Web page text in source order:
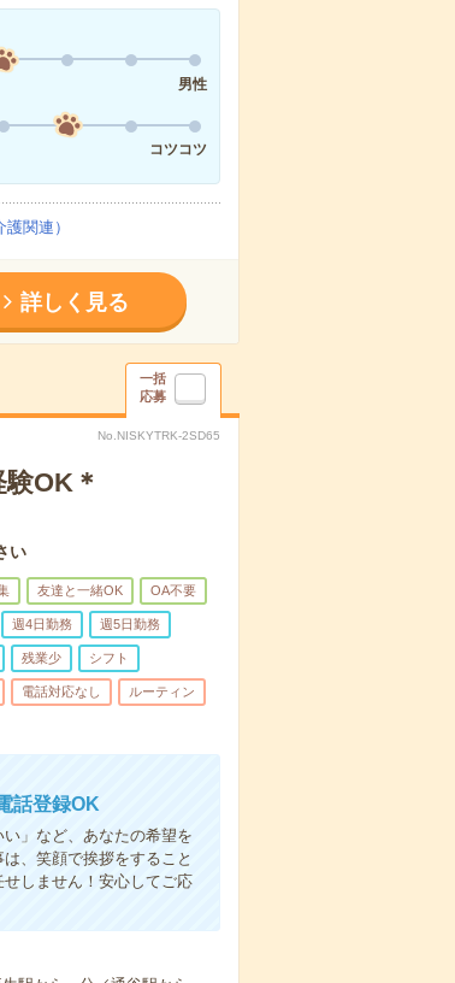
男性
コツコツ
関連）
詳しく見る
一括
応募
No.NISKYTRK-2SD65
OK＊
い
友達と一緒OK OA不要
週4日勤務 週5日勤務
残業少 シフト
電話対応なし ルーティン
話登録OK
」など、あなたの希望を
、笑顔で挨拶をすること
しません！安心してご応